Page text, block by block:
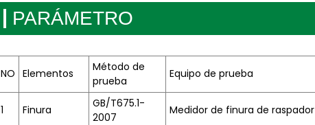
PARÁMETRO
NO Elementos
Método de
prueba
Equipo de prueba
1 Finura
GB/T675.1-
2007
Medidor de finura de raspador